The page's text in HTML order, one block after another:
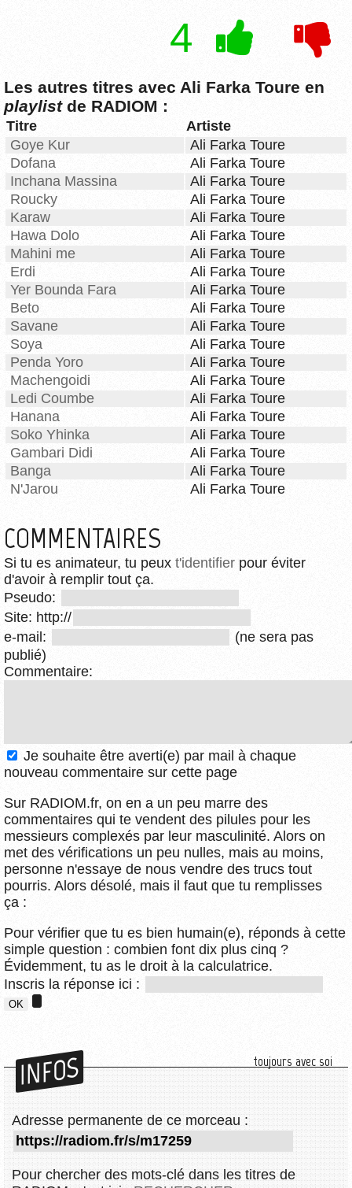
4
Les autres titres avec Ali Farka Toure en
playlistde RADIOM :
Titre
Artiste
Goye Kur
Ali Farka Toure
Dofana
Ali Farka Toure
Inchana Massina
Ali Farka Toure
Roucky
Ali Farka Toure
Karaw
Ali Farka Toure
Hawa Dolo
Ali Farka Toure
Mahini me
Ali Farka Toure
Erdi
Ali Farka Toure
Yer Bounda Fara
Ali Farka Toure
Beto
Ali Farka Toure
Savane
Ali Farka Toure
Soya
Ali Farka Toure
Penda Yoro
Ali Farka Toure
Machengoidi
Ali Farka Toure
Ledi Coumbe
Ali Farka Toure
Hanana
Ali Farka Toure
Soko Yhinka
Ali Farka Toure
Gambari Didi
Ali Farka Toure
Banga
Ali Farka Toure
N'Jarou
Ali Farka Toure
COMMENTAIRES
Si tu es animateur, tu peux t'identifier pour éviter
d'avoir à remplir tout ça.
Pseudo:
Site: http://
e-mail:
(ne sera pas
publié)
Commentaire:
Je souhaite être averti(e) par mail à chaque
nouveau commentaire sur cette page
Sur RADIOM.fr, on en a un peu marre des
commentaires qui te vendent des pilules pour les
messieurs complexés par leur masculinité. Alors on
met des vérifications un peu nulles, mais au moins,
personne n'essaye de nous vendre des trucs tout
pourris. Alors désolé, mais il faut que tu remplisses
ça :
Pour vérifier que tu es bien humain(e), réponds à cette
simple question : combien font dix plus cinq ?
Évidemment, tu as le droit à la calculatrice.
Inscris la réponse ici :
INFOS toujours avec soi
Adresse permanente de ce morceau :
Pour chercher des mots-clé dans les titres de